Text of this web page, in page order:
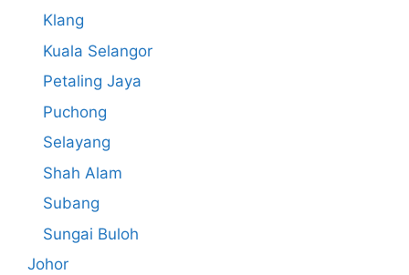
Klang
Kuala Selangor
Petaling Jaya
Puchong
Selayang
Shah Alam
Subang
Sungai Buloh
Johor